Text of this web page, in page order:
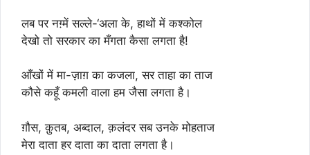
लब पर नग़्में सल्ले-‘अला के, हाथों में कश्कोल
देखो तो सरकार का मँगता कैसा लगता है!
आँखों में मा-ज़ाग़ का कजला, सर ताहा का ताज
काैसे कहूँ कमली वाला हम जैसा लगता है।
ग़ौस, क़ुतब, अब्दाल, क़लंदर सब उनके मोहताज
मेरा दाता हर दाता का दाता लगता है।